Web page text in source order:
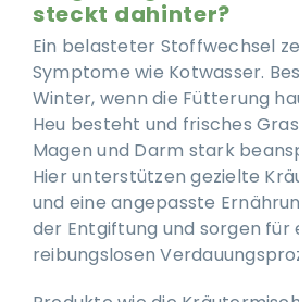
steckt dahinter?
Ein belasteter Stoffwechsel
Symptome wie Kotwasser.
Winter, wenn die Fütterung
Heu besteht und frisches
Magen und Darm stark
Hier unterstützen gezielte
und eine angepasste
der Entgiftung und sorgen für
reibungslosen